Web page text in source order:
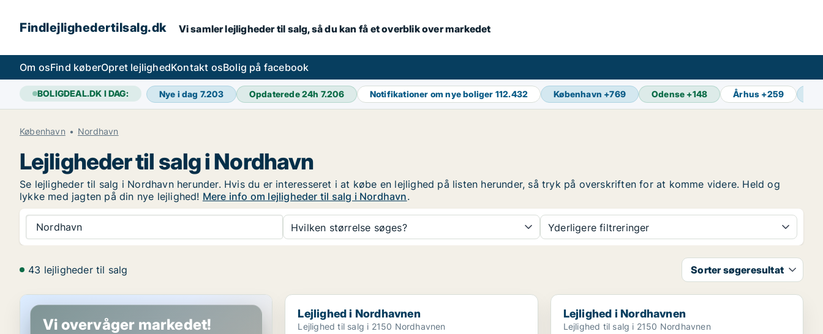
Findlejlighedertilsalg.dk Vi samler lejligheder til salg, så du kan få et overblik over markedet
Om osFind køberOpret lejlighedKontakt osBolig på facebook
BOLIGDEAL.DK I DAG: Nye i dag 7.203 Opdaterede 24h 7.206 Notifikationer om nye boliger 112.432 København +769 Odense +148 Århus +259
København Nordhavn
Lejligheder til salg i Nordhavn
Se lejligheder til salg i Nordhavn herunder. Hvis du er interesseret i at købe en lejlighed på listen herunder, så tryk på overskriften for at komme videre. Held og
lykke med jagten på din nye lejlighed! Mere info om lejligheder til salg i Nordhavn.
Nordhavn Hvilken størrelse søges? Yderligere filtreringer
43 lejligheder til salg Sorter søgeresultat
Lejlighed i Nordhavnen
Vi overvåger markedet!
Lejlighed i Nordhavnen
Lejlighed i Nordhavnen
Lejlighed til salg i 2150 Nordhavnen
Lejlighed i Nordhavnen
Lejlighed i Nordhavnen
Lejlighed til salg i 2150 Nordhavnen